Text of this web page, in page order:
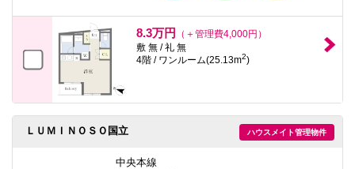
8.3万円
（＋管理費4,000円）
敷 無 / 礼 無
4階 / ワンルーム(25.13m2)
ハウスメイト管理物件
ＬＵＭＩＮＯＳＯ国立
中央本線